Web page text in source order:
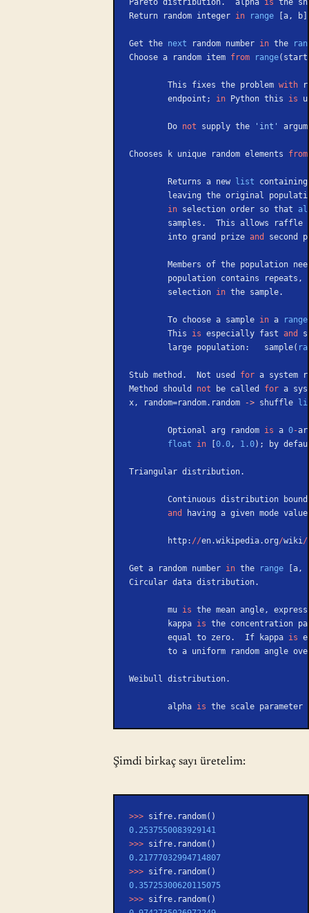
Return random integer in range [a, b],
Get the next random number in the
Choose a random item from range
        This fixes the problem
with
        endpoint;
in Python this is
        Do
not supply the 'int'
Chooses k unique random elements from
        Returns a new
list
leaving the original
        in
selection order so that
samples.  This allows
        into grand prize
and second
Members of the population
population contains
        selection
in the sample.
        To choose a sample
in a range
        This
is especially fast and
        large population:   sample(
Stub method.  Not used for a system
Method should not be called for a
x, random=random.random -> shuffle
        Optional arg random
is a 0-
        float
in [0.0, 1.0); by
Triangular distribution.
Continuous distribution
        and
having a given mode
        http:
//en.wikipedia.org/wiki /
Get a random number in the range [a,
Circular data distribution.
        mu
is the mean angle,
        kappa
is the concentration
        equal to zero.  If kappa
is
to a uniform random angle
Weibull distribution.
        alpha
is the scale parameter
Şimdi birkaç sayı üretelim:
>>> sifre.random()
0.2537550083929141
>>> sifre.random()
0.21777032994714807
>>> sifre.random()
0.35725300620115075
>>> sifre.random()